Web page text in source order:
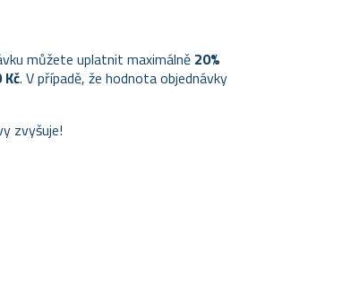
můžete uplatnit maximálně 20%
. V případě, že hodnota objednávky
zvyšuje!